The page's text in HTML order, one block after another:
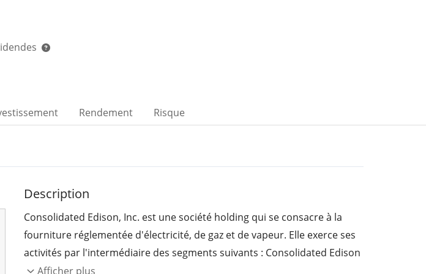
Rendement Risque
Description
Consolidated Edison, Inc. est une société holding qui se consacre à la
fourniture réglementée d'électricité, de gaz et de vapeur. Elle exerce ses
activités par l'intermédiaire des segments suivants : Consolidated Edison
Company of New York (CECONY) Consolidated Edison Company of New
Afficher plus